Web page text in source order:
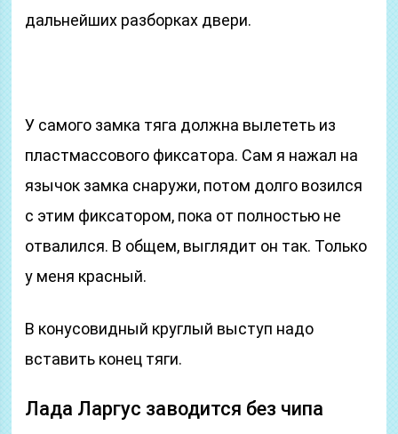
дальнейших разборках двери.
У самого замка тяга должна вылететь из
пластмассового фиксатора. Сам я нажал на
язычок замка снаружи, потом долго возился
с этим фиксатором, пока от полностью не
отвалился. В общем, выглядит он так. Только
у меня красный.
В конусовидный круглый выступ надо
вставить конец тяги.
Лада Ларгус заводится без чипа